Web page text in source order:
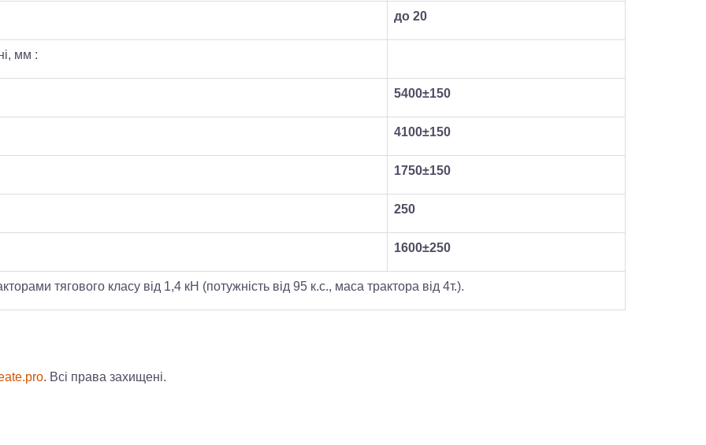
до 20
мм :
5400±150
4100±150
1750±150
250
1600±250
тягового класу від 1,4 кН (потужність від 95 к.с., маса трактора від 4т.).
. Всі права захищені.